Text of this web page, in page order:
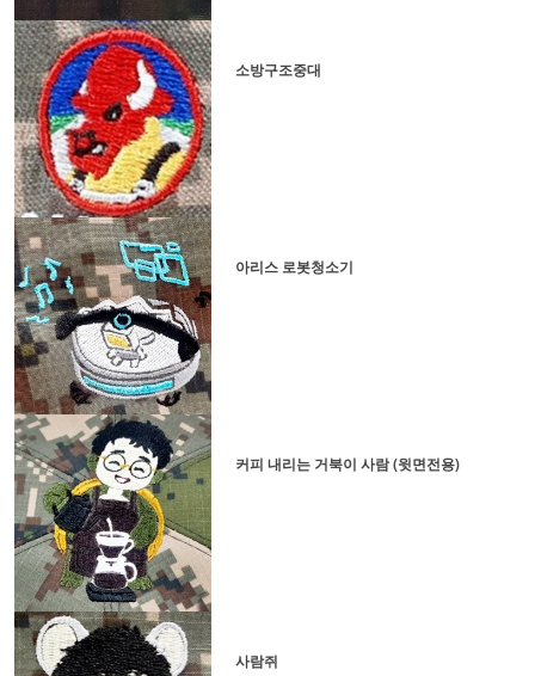
소방구조중대
아리스 로봇청소기
커피 내리는 거북이 사람 (윗면전용)
사람쥐